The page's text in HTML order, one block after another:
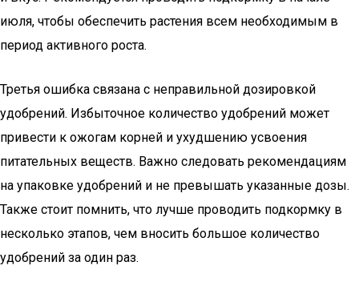
июля, чтобы обеспечить растения всем необходимым в
период активного роста.
Третья ошибка связана с неправильной дозировкой
удобрений. Избыточное количество удобрений может
привести к ожогам корней и ухудшению усвоения
питательных веществ. Важно следовать рекомендациям
на упаковке удобрений и не превышать указанные дозы.
Также стоит помнить, что лучше проводить подкормку в
несколько этапов, чем вносить большое количество
удобрений за один раз.